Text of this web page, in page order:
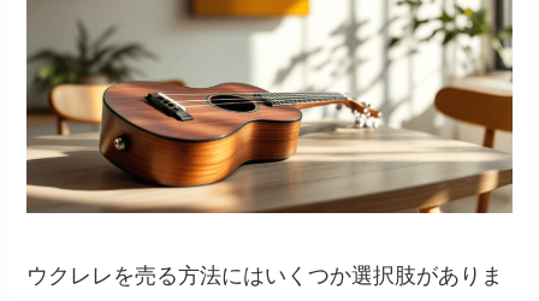
ウクレレを売る方法にはいくつか選択肢がありま